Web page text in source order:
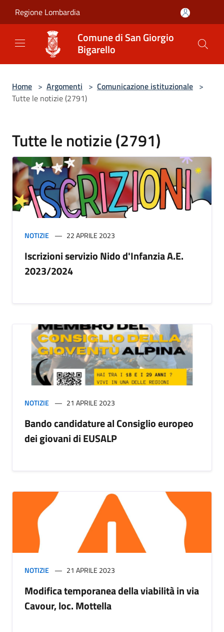
Regione Lombardia
Comune di San Giorgio
Bigarello
Home > Argomenti > Comunicazione istituzionale >
Tutte le notizie (2791)
Tutte le notizie (2791)
NOTIZIE 22 APRILE 2023
Iscrizioni servizio Nido d'Infanzia A.E.
2023/2024
NOTIZIE 21 APRILE 2023
Bando candidature al Consiglio europeo
dei giovani di EUSALP
NOTIZIE 21 APRILE 2023
Modifica temporanea della viabilità in via
Cavour, loc. Mottella